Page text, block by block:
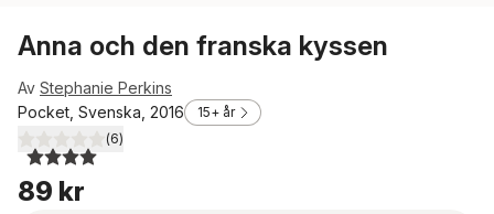
Anna och den franska kyssen
Av Stephanie Perkins
Pocket, Svenska, 2016
15+ år
4,0utav 5 stjärnor. Totalt antal röster:
(6)
89 kr